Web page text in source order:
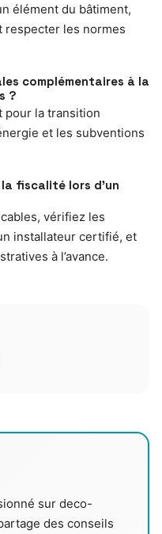
élément du bâtiment,
respecter les normes
complémentaires à la
?
pour la transition
et les subventions
fiscalité lors d’un
vérifiez les
installateur certifié, et
à l’avance.
sur deco-
des conseils